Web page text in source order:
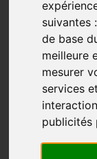
suivantes :
de base
meilleure
mesurer
services
publicités
parcouru
chemin
Dec 03, 2020
RÉCITPartie du
Marie-
soixante-huit